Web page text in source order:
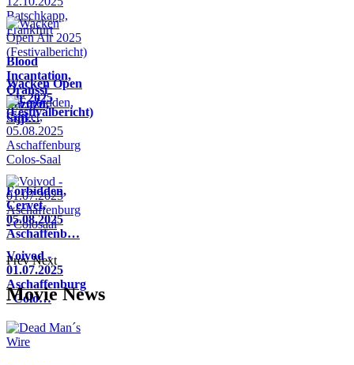
Blood
Incantation,
Oranssi
Pazuzu,
Sijji…
Wacken Open
Air 2025
(Festivalbericht)
Forbidden,
Cervet,
05.08.2025
Aschaffenb…
Voivod -
01.07.2025
Aschaffenburg
- Colo…
Prev Next
Movie News